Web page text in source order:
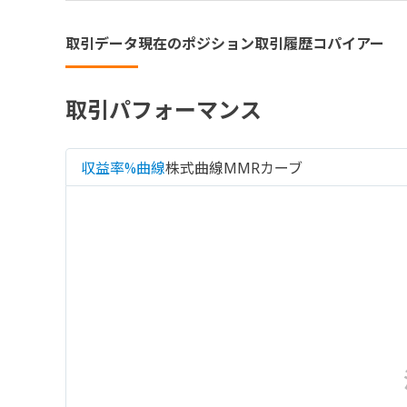
取引データ現在のポジション取引履歴コパイアー
取引パフォーマンス
収益率%曲線株式曲線MMRカーブ